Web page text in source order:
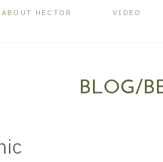
ABOUT HECTOR VIDEO
BLOG/